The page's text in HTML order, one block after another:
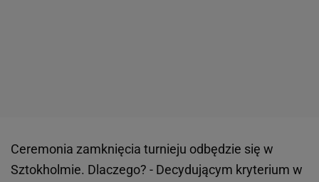
Ceremonia zamknięcia turnieju odbędzie się w
Sztokholmie. Dlaczego? - Decydującym kryterium w